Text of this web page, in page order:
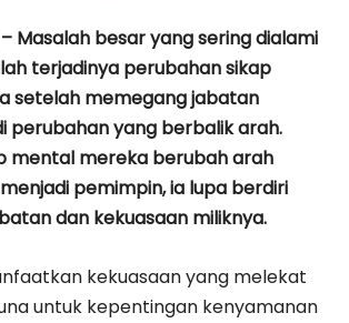
– Masalah besar yang sering dialami
terjadinya perubahan sikap
setelah memegang jabatan
perubahan yang berbalik arah.
mental mereka berubah arah
pemimpin, ia lupa berdiri
dan kekuasaan miliknya.
kekuasaan yang melekat
untuk kepentingan kenyamanan